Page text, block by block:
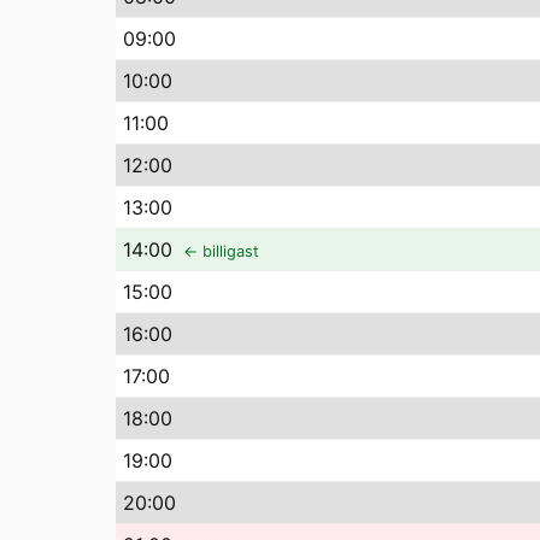
09:00
10:00
11:00
12:00
13:00
14:00 ← billigast
15:00
16:00
17:00
18:00
19:00
20:00